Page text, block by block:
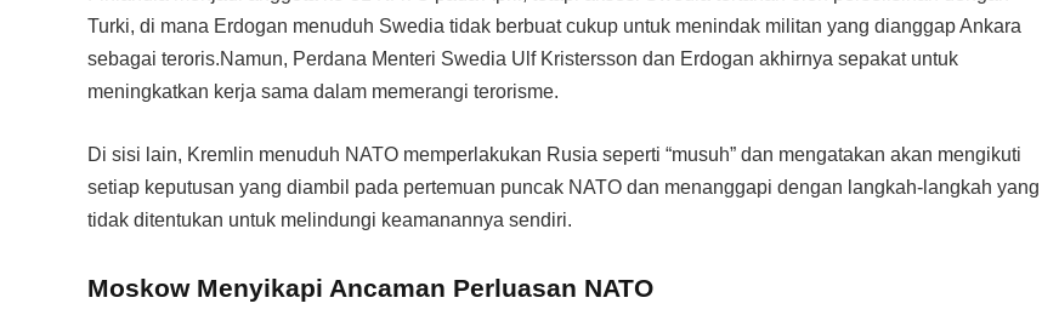
Turki, di mana Erdogan menuduh Swedia tidak berbuat cukup untuk menindak militan yang dianggap Ankara
sebagai teroris.Namun, Perdana Menteri Swedia Ulf Kristersson dan Erdogan akhirnya sepakat untuk
meningkatkan kerja sama dalam memerangi terorisme.
Di sisi lain, Kremlin menuduh NATO memperlakukan Rusia seperti “musuh” dan mengatakan akan mengikuti
setiap keputusan yang diambil pada pertemuan puncak NATO dan menanggapi dengan langkah-langkah yang
tidak ditentukan untuk melindungi keamanannya sendiri.
Moskow Menyikapi Ancaman Perluasan NATO